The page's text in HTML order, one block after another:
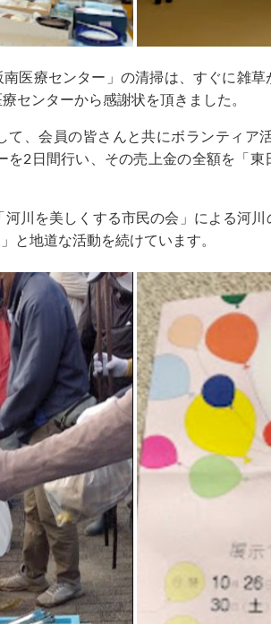
医療センター」の清掃は、すぐに雑
センターから感謝状を頂きました。
て、会員の皆さんと共にボランティア
を2日間行い、その売上金の全額を「
川を美しくする市民の会」による河
と地道な活動を続けています。